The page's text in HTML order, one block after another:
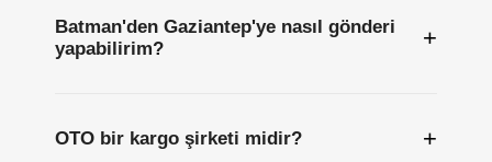
Batman'den Gaziantep'ye nasıl gönderi
yapabilirim?
+
OTO bir kargo şirketi midir? +